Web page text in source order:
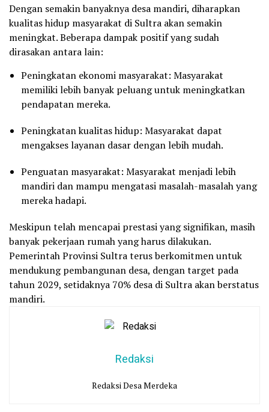
Dengan semakin banyaknya desa mandiri, diharapkan
kualitas hidup masyarakat di Sultra akan semakin
meningkat. Beberapa dampak positif yang sudah
dirasakan antara lain:
Peningkatan ekonomi masyarakat: Masyarakat
memiliki lebih banyak peluang untuk meningkatkan
pendapatan mereka.
Peningkatan kualitas hidup: Masyarakat dapat
mengakses layanan dasar dengan lebih mudah.
Penguatan masyarakat: Masyarakat menjadi lebih
mandiri dan mampu mengatasi masalah-masalah yang
mereka hadapi.
Meskipun telah mencapai prestasi yang signifikan, masih
banyak pekerjaan rumah yang harus dilakukan.
Pemerintah Provinsi Sultra terus berkomitmen untuk
mendukung pembangunan desa, dengan target pada
tahun 2029, setidaknya 70% desa di Sultra akan berstatus
mandiri.
Redaksi
Redaksi Desa Merdeka